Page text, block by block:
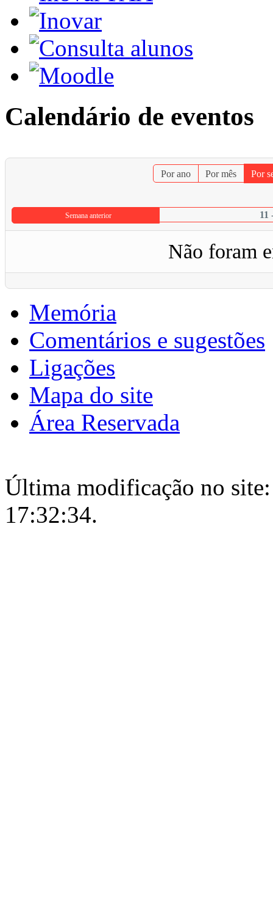
Calendário de eventos
Por ano Por mês Por
Semana anterior 11
Não foram
Memória
Comentários e sugestões
Ligações
Mapa do site
Área Reservada
Última modificação no
17:32:34.